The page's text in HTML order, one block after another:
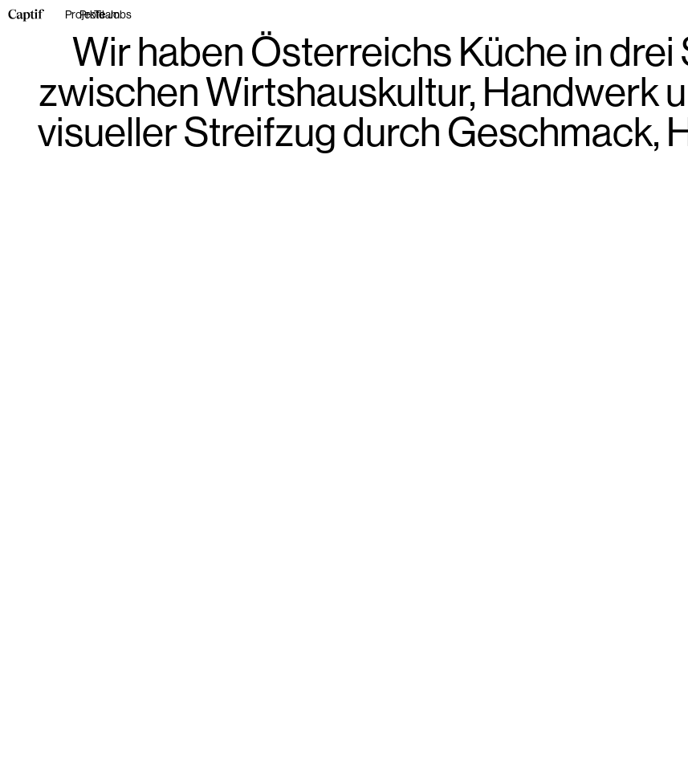
Projekte
ProfilTeamJobs
Wir haben Österreichs Küche in drei
zwischen Wirtshauskultur, Handwerk
visueller Streifzug durch Geschmack,